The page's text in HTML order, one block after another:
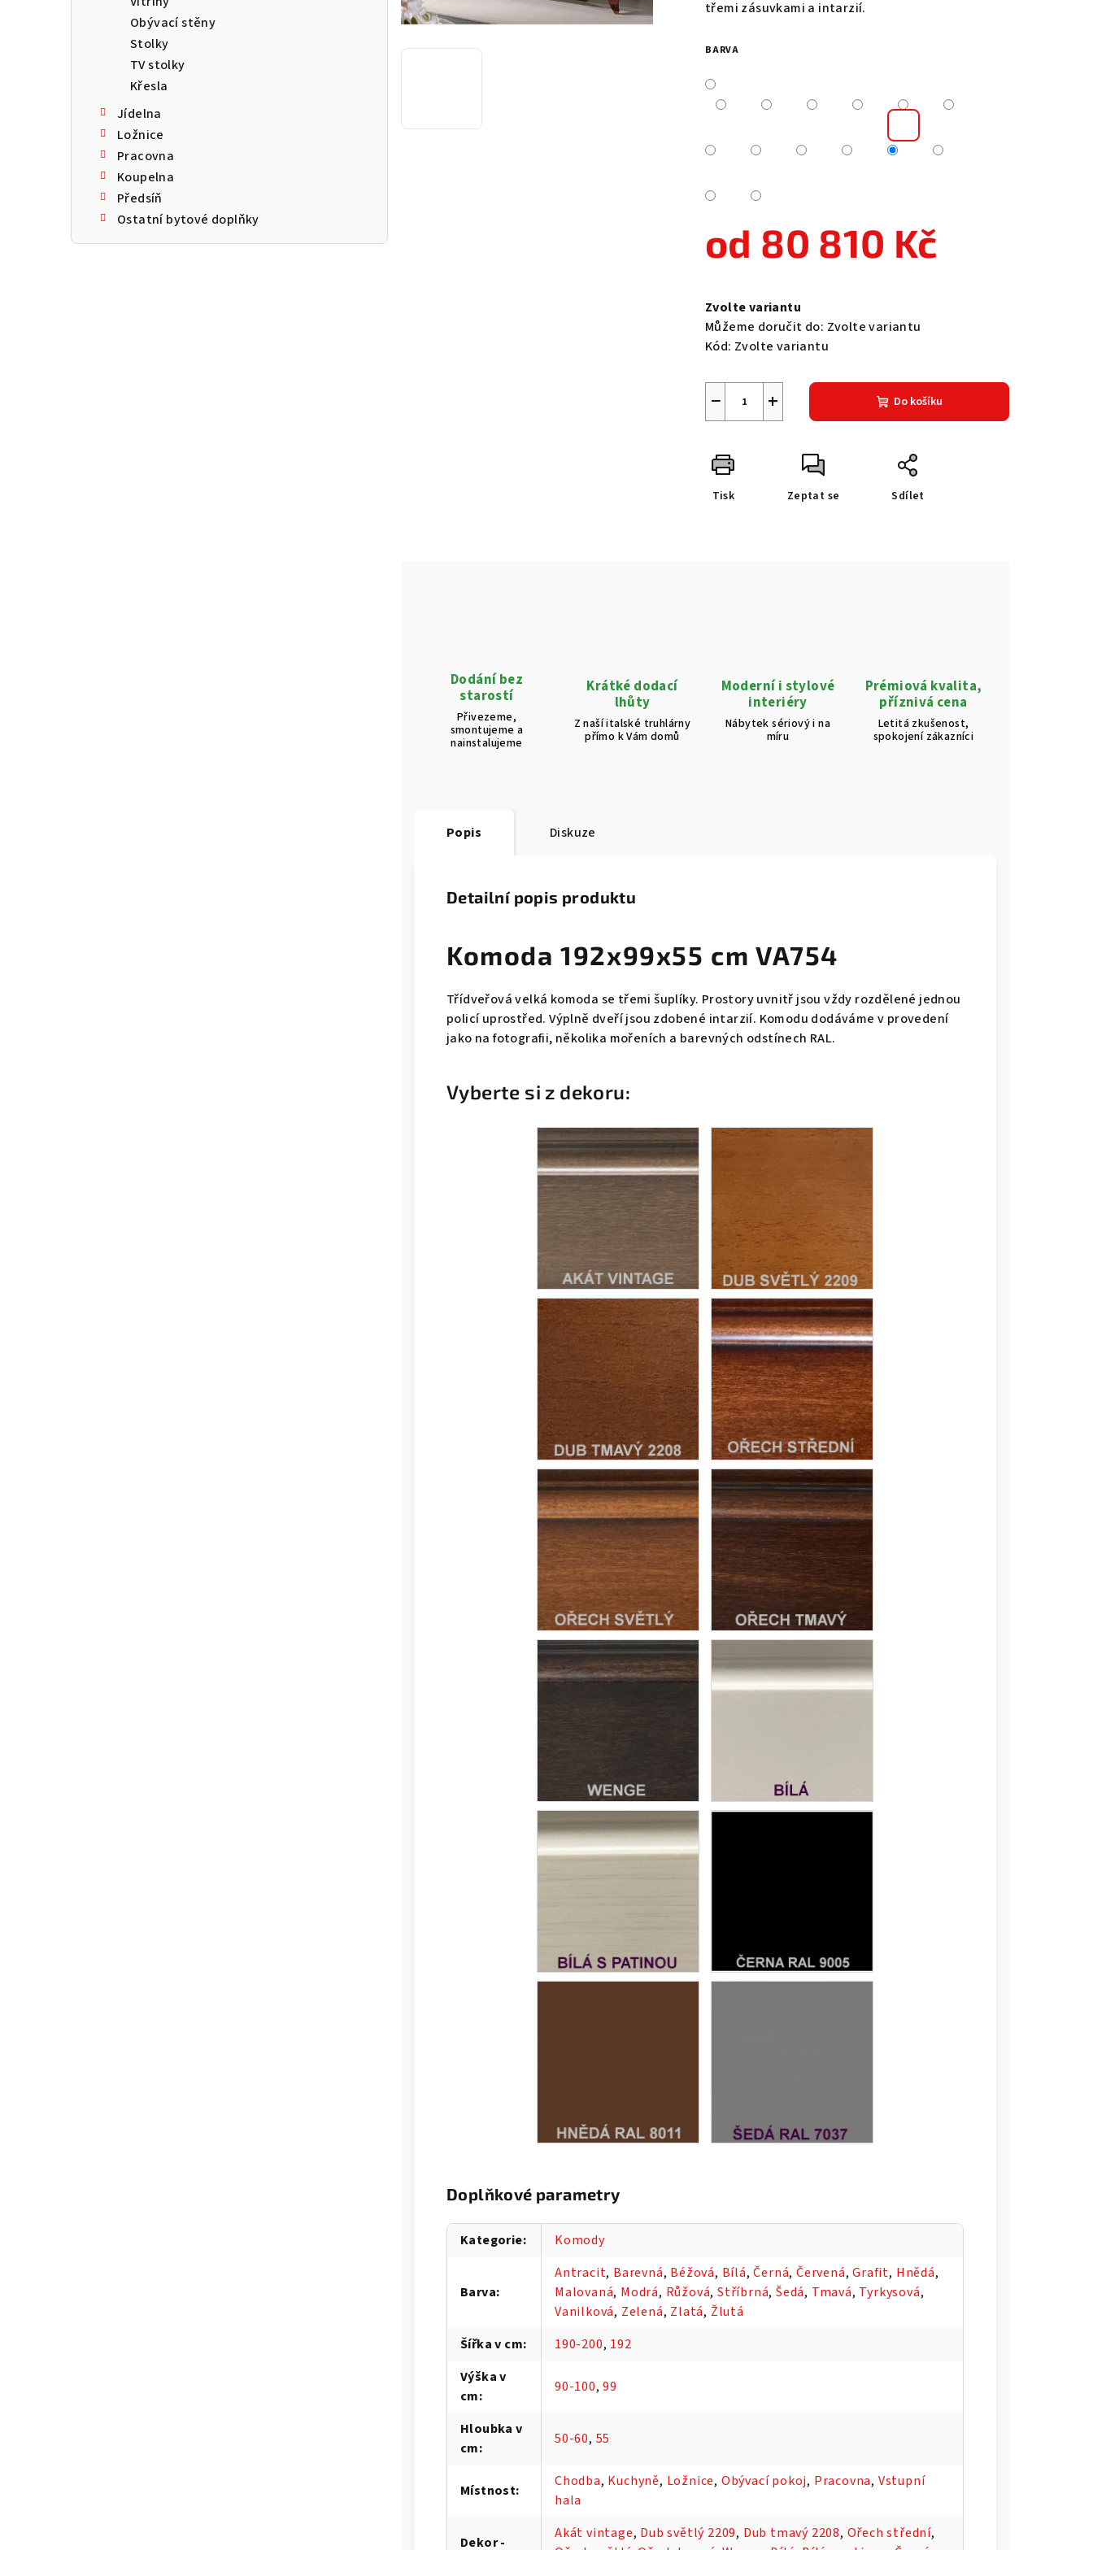
Obývací stěny
Stolky
TV stolky
Křesla
Jídelna
Ložnice
Pracovna
Koupelna
Předsíň
Ostatní bytové doplňky
hvězdiček.
třemi zásuvkami a intarzií.
BARVA
od 80 810 Kč
cena:
Zvolte variantu
Můžeme doručit do: Zvolte variantu
Kód: Zvolte variantu
+
− Do košíku
Tisk Zeptat se Sdílet
Dodání bez
starostí
Přivezeme,
smontujeme a
nainstalujeme
Krátké dodací
lhůty
Z naší italské truhlárny
přímo k Vám domů
Moderní i stylové
interiéry
Nábytek sériový i na
míru
Prémiová kvalita,
příznivá cena
Letitá zkušenost,
spokojení zákazníci
Popis Diskuze
Detailní popis produktu
Komoda 192x99x55 cm VA754
Třídveřová velká komoda se třemi šuplíky. Prostory uvnitř jsou vždy rozdělené jednou
policí uprostřed. Výplně dveří jsou zdobené intarzií. Komodu dodáváme v provedení
jako na fotografii, několika mořeních a barevných odstínech RAL.
Vyberte si z dekoru:
Doplňkové parametry
Kategorie: Komody
Barva:
Antracit, Barevná, Béžová, Bílá,Černá,Červená,Grafit, Hnědá,
Malovaná, Modrá, Růžová,Stříbrná,Šedá, Tmavá, Tyrkysová,
Vanilková, Zelená, Zlatá, Žlutá
Šířka v cm: 190-200, 192
Výška v
cm:
90-100,99
Hloubka v
cm:
50-60, 55
Místnost:
Chodba, Kuchyně, Ložnice, Obývací pokoj, Pracovna, Vstupní
hala
Dekor -
Akát vintage, Dub světlý 2209, Dub tmavý 2208, Ořech střední,